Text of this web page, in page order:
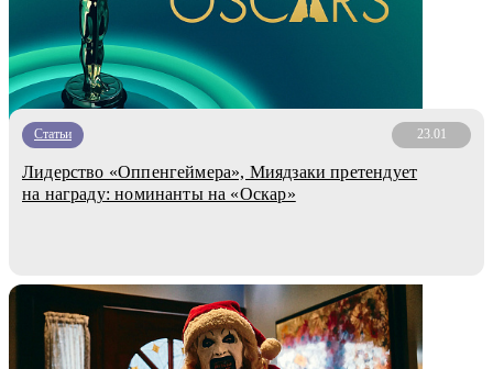
Статьи 23.01
Лидерство «Оппенгеймера», Миядзаки претендует
на награду: номинанты на «Оскар»